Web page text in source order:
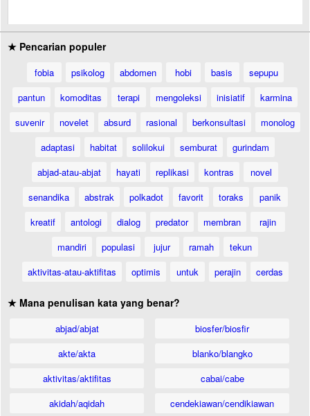
★ Pencarian populer
fobia psikolog abdomen hobi basis
sepupu
pantun
komoditas terapi mengoleksi inisiatif
karmina
suvenir
novelet absurd rasional berkonsultasi
monolog
adaptasi
habitat solilokui semburat
gurindam
abjad-atau-abjat
hayati replikasi kontras
novel
senandika
abstrak polkadot favorit toraks
panik
kreatif
antologi dialog predator membran
rajin
mandiri
populasi jujur ramah
tekun
aktivitas-atau-aktifitas
optimis untuk perajin cerdas
★ Mana penulisan kata yang benar?
abjad/abjat
akte/akta
aktivitas/aktifitas
akidah/aqidah
biosfer/biosfir
blanko/blangko
cabai/cabe
cendekiawan/cendikiawan